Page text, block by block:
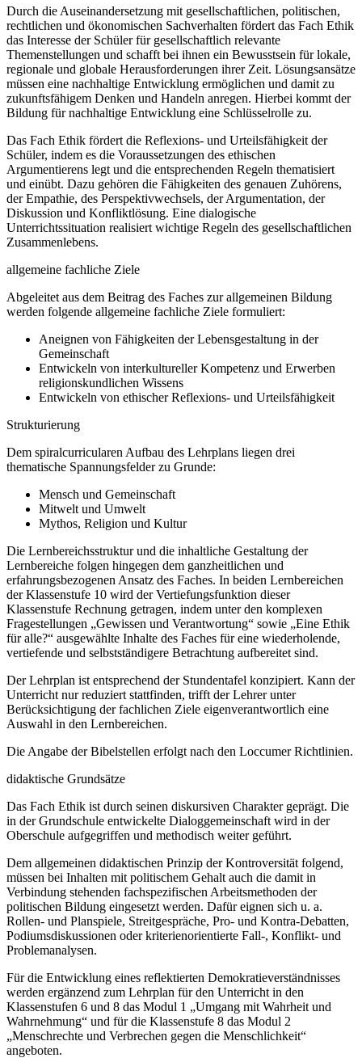
Durch die Auseinandersetzung mit gesellschaftlichen, politischen,
rechtlichen und ökonomischen Sachverhalten fördert das Fach Ethik
das Interesse der Schüler für gesellschaftlich relevante
Themenstellungen und schafft bei ihnen ein Bewusstsein für lokale,
regionale und globale Herausforderungen ihrer Zeit. Lösungsansätze
müssen eine nachhaltige Entwicklung ermöglichen und damit zu
zukunftsfähigem Denken und Handeln anregen. Hierbei kommt der
Bildung für nachhaltige Entwicklung eine Schlüsselrolle zu.
Das Fach Ethik fördert die Reflexions- und Urteilsfähigkeit der
Schüler, indem es die Voraussetzungen des ethischen
Argumentierens legt und die entsprechenden Regeln thematisiert
und einübt. Dazu gehören die Fähigkeiten des genauen Zuhörens,
der Empathie, des Perspektivwechsels, der Argumentation, der
Diskussion und Konfliktlösung. Eine dialogische
Unterrichtssituation realisiert wichtige Regeln des gesellschaftlichen
Zusammenlebens.
allgemeine fachliche Ziele
Abgeleitet aus dem Beitrag des Faches zur allgemeinen Bildung
werden folgende allgemeine fachliche Ziele formuliert:
Aneignen von Fähigkeiten der Lebensgestaltung in der
Gemeinschaft
Entwickeln von interkultureller Kompetenz und Erwerben
religionskundlichen Wissens
Entwickeln von ethischer Reflexions- und Urteilsfähigkeit
Strukturierung
Dem spiralcurricularen Aufbau des Lehrplans liegen drei
thematische Spannungsfelder zu Grunde:
Mensch und Gemeinschaft
Mitwelt und Umwelt
Mythos, Religion und Kultur
Die Lernbereichsstruktur und die inhaltliche Gestaltung der
Lernbereiche folgen hingegen dem ganzheitlichen und
erfahrungsbezogenen Ansatz des Faches. In beiden Lernbereichen
der Klassenstufe 10 wird der Vertiefungsfunktion dieser
Klassenstufe Rechnung getragen, indem unter den komplexen
Fragestellungen „Gewissen und Verantwortung“ sowie „Eine Ethik
für alle?“ ausgewählte Inhalte des Faches für eine wiederholende,
vertiefende und selbstständigere Betrachtung aufbereitet sind.
Der Lehrplan ist entsprechend der Stundentafel konzipiert. Kann der
Unterricht nur reduziert stattfinden, trifft der Lehrer unter
Berücksichtigung der fachlichen Ziele eigenverantwortlich eine
Auswahl in den Lernbereichen.
Die Angabe der Bibelstellen erfolgt nach den Loccumer Richtlinien.
didaktische Grundsätze
Das Fach Ethik ist durch seinen diskursiven Charakter geprägt. Die
in der Grundschule entwickelte Dialoggemeinschaft wird in der
Oberschule aufgegriffen und methodisch weiter geführt.
Dem allgemeinen didaktischen Prinzip der Kontroversität folgend,
müssen bei Inhalten mit politischem Gehalt auch die damit in
Verbindung stehenden fachspezifischen Arbeitsmethoden der
politischen Bildung eingesetzt werden. Dafür eignen sich u. a.
Rollen- und Planspiele, Streitgespräche, Pro- und Kontra-Debatten,
Podiumsdiskussionen oder kriterienorientierte Fall-, Konflikt- und
Problemanalysen.
Für die Entwicklung eines reflektierten Demokratieverständnisses
werden ergänzend zum Lehrplan für den Unterricht in den
Klassenstufen 6 und 8 das Modul 1 „Umgang mit Wahrheit und
Wahrnehmung“ und für die Klassenstufe 8 das Modul 2
„Menschrechte und Verbrechen gegen die Menschlichkeit“
angeboten.